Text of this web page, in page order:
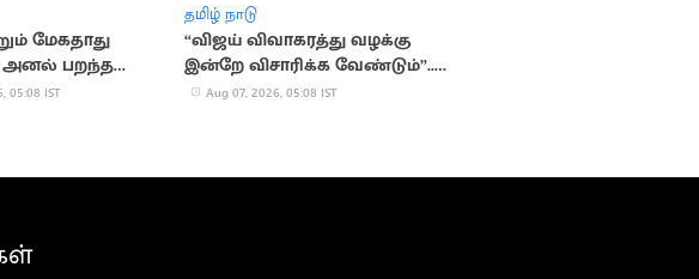
மேகதாது
அனல் பறந்த
05:08 IST
தமிழ் நாடு
“விஜய் விவாகரத்து வழக்கு
இன்றே விசாரிக்க வேண்டும்”..
சங்கீதா கோரிக்கை
Aug 07, 2026, 05:08 IST